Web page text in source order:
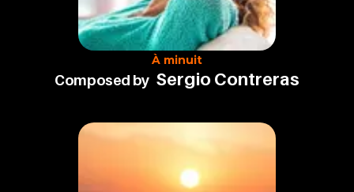
À minuit
Composed by Sergio Contreras